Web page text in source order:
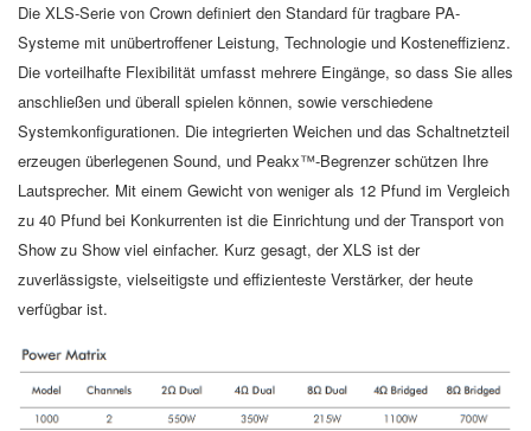
Die XLS-Serie von Crown definiert den Standard für tragbare PA-
Systeme mit unübertroffener Leistung, Technologie und Kosteneffizienz.
Die vorteilhafte Flexibilität umfasst mehrere Eingänge, so dass Sie alles
anschließen und überall spielen können, sowie verschiedene
Systemkonfigurationen. Die integrierten Weichen und das Schaltnetzteil
erzeugen überlegenen Sound, und Peakx™-Begrenzer schützen Ihre
Lautsprecher. Mit einem Gewicht von weniger als 12 Pfund im Vergleich
zu 40 Pfund bei Konkurrenten ist die Einrichtung und der Transport von
Show zu Show viel einfacher. Kurz gesagt, der XLS ist der
zuverlässigste, vielseitigste und effizienteste Verstärker, der heute
verfügbar ist.